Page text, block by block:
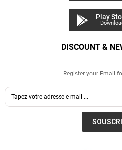
Play
DISCOUNT &
Register your Email